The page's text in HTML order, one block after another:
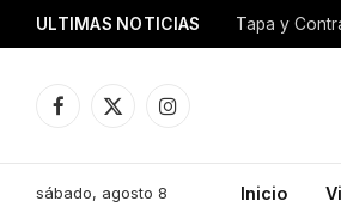
ULTIMAS NOTICIAS Tapa y
Facebook
X
Instagram
sábado, agosto 8 Inicio